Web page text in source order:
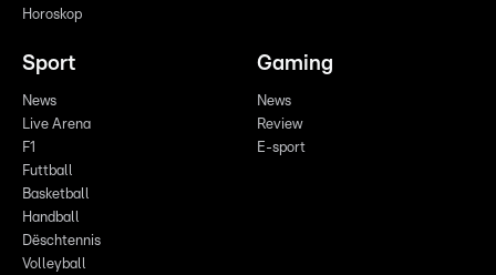
Horoskop
Sport
News
Live Arena
F1
Futtball
Basketball
Handball
Dëschtennis
Volleyball
Gaming
News
Review
E-sport